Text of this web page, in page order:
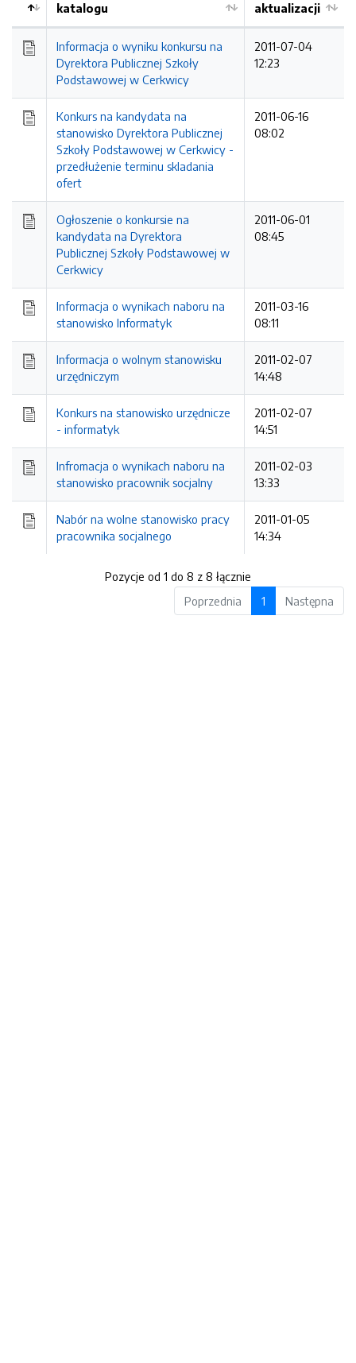
katalogu
aktualizacji
Informacja o wyniku konkursu na
Dyrektora Publicznej Szkoły
Podstawowej w Cerkwicy
2011-07-04
12:23
Konkurs na kandydata na
stanowisko Dyrektora Publicznej
Szkoły Podstawowej w Cerkwicy -
przedłużenie terminu skladania
ofert
2011-06-16
08:02
Ogłoszenie o konkursie na
kandydata na Dyrektora
Publicznej Szkoły Podstawowej w
Cerkwicy
2011-06-01
08:45
Informacja o wynikach naboru na
stanowisko Informatyk
2011-03-16
08:11
Informacja o wolnym stanowisku
urzędniczym
2011-02-07
14:48
Konkurs na stanowisko urzędnicze
- informatyk
2011-02-07
14:51
Infromacja o wynikach naboru na
stanowisko pracownik socjalny
2011-02-03
13:33
Nabór na wolne stanowisko pracy
pracownika socjalnego
2011-01-05
14:34
Pozycje od 1 do 8 z 8 łącznie
Poprzednia
1 Następna